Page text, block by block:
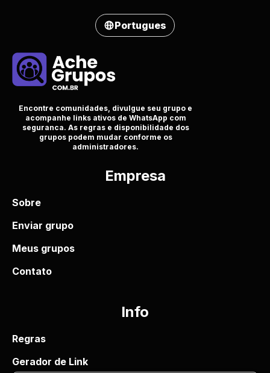
Portugues
Encontre comunidades, divulgue seu grupo e
acompanhe links ativos de WhatsApp com
seguranca. As regras e disponibilidade dos
grupos podem mudar conforme os
administradores.
Empresa
Sobre
Enviar grupo
Meus grupos
Contato
Info
Regras
Gerador de Link